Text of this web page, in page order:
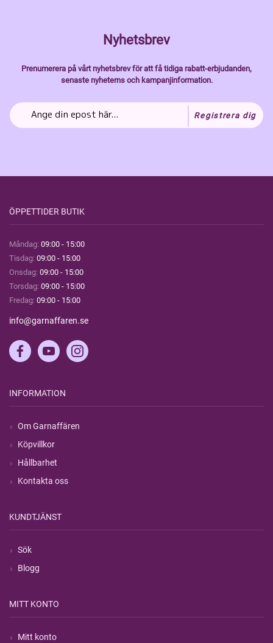
Nyhetsbrev
Prenumerera på vårt nyhetsbrev för att få tidiga rabatt-erbjudanden,
senaste nyheterns och kampanjinformation.
Registrera dig
ÖPPETTIDER BUTIK
Måndag: 09:00 - 15:00
Tisdag: 09:00 - 15:00
Onsdag: 09:00 - 15:00
Torsdag: 09:00 - 15:00
Fredag: 09:00 - 15:00
info@garnaffaren.se
INFORMATION
Om Garnaffären
Köpvillkor
Hållbarhet
Kontakta oss
KUNDTJÄNST
Sök
Blogg
MITT KONTO
Mitt konto